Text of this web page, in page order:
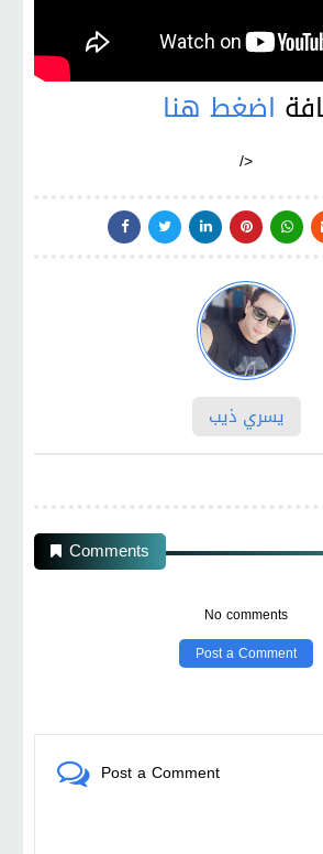
اضغط هنا
/>
يسري ذيب
Comments
No comments
Post a Comment
Post a Comment